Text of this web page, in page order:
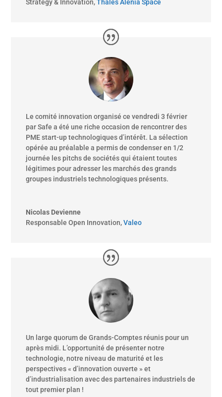
Strategy & Innovation, Thales Alenia Space
Le comité innovation organisé ce vendredi 3 février
par Safe a été une riche occasion de rencontrer des
PME start-up technologiques d’intérêt. La sélection
opérée au préalable a permis de condenser en 1/2
journée les pitchs de sociétés qui étaient toutes
légitimes pour adresser les marchés des grands
groupes industriels technologiques présents.
Nicolas Devienne
Responsable Open Innovation, Valeo
Un large quorum de Grands-Comptes réunis pour un
après midi. L’opportunité de présenter notre
technologie, notre niveau de maturité et les
perspectives « d’innovation ouverte » et
d’industrialisation avec des partenaires industriels de
tout premier plan !